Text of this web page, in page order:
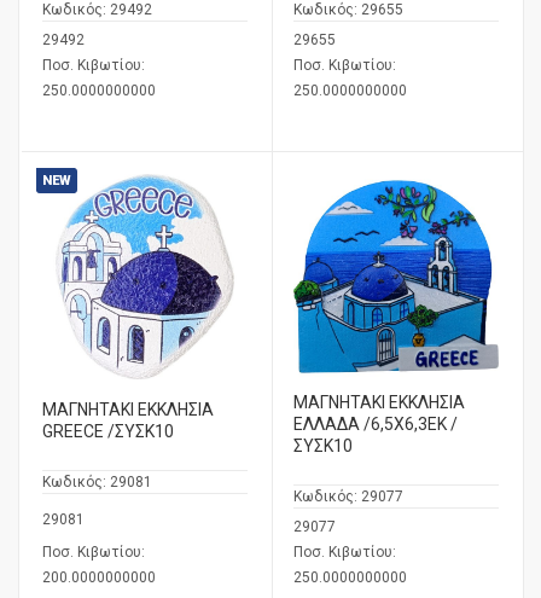
Κωδικός: 29492
29492
Ποσ. Κιβωτίου:
250.0000000000
Κωδικός: 29655
29655
Ποσ. Κιβωτίου:
250.0000000000
NEW
ΜΑΓΝΗΤΑΚΙ ΕΚΚΛΗΣΙΑ
GREECE /ΣΥΣΚ10
Κωδικός: 29081
29081
Ποσ. Κιβωτίου:
200.0000000000
ΜΑΓΝΗΤΑΚΙ ΕΚΚΛΗΣΙΑ
ΕΛΛΑΔΑ /6,5Χ6,3ΕΚ /
ΣΥΣΚ10
Κωδικός: 29077
29077
Ποσ. Κιβωτίου:
250.0000000000